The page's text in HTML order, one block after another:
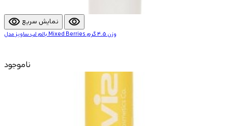
visibility نمایش سریع visibility
بالم لب ساویز مدل Mixed Berries وزن 4.5 گرم
ناموجود